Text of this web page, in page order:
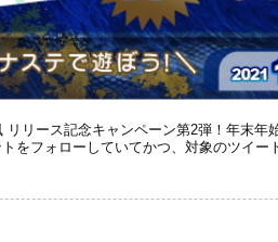
リース記念キャンペーン第2弾！年末年
をフォローしていてかつ、対象のツイ